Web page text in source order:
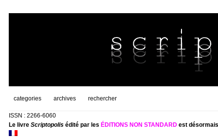
categories archives rechercher
ISSN : 2266-6060
Le livre Scriptopolisédité par les ÉDITIONS NON STANDARDest